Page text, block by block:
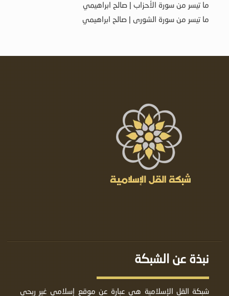
ما تيسر من سورة الأحزاب | صالح ابراهيمي
ما تيسر من سورة الشورى | صالح ابراهيمي
نبذة عن الشبكة
شبكة القل الإسلامية هي عبارة عن موقع إسلامي غير ربحي